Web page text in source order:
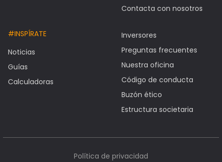
Contacta con nosotros
#INSPÍRATE
Noticias
Guías
Calculadoras
Inversores
Preguntas frecuentes
Nuestra oficina
Código de conducta
Buzón ético
Estructura societaria
Política de privacidad